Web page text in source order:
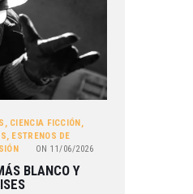
, CIENCIA FICCIÓN ,
, ESTRENOS DE
ON 11/06/2026
BLANCO Y